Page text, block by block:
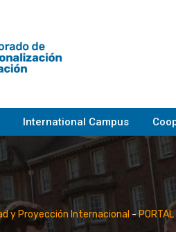
International Campus
y Proyección Internacional -PORTAL